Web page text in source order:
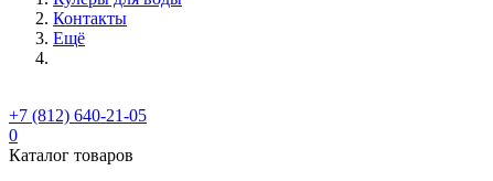
Контакты
Ещё
+7 (812) 640-21-05
0
Каталог товаров